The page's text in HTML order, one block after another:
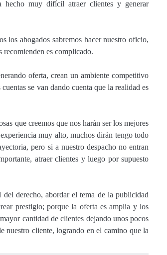
hecho muy difícil atraer clientes y generar
los abogados sabremos hacer nuestro oficio,
recomienden es complicado.
oferta, crean un ambiente competitivo
se van dando cuenta que la realidad es
que creemos que nos harán ser los mejores
muy alto, muchos dirán tengo todo
pero si a nuestro despacho no entran
atraer clientes y luego por supuesto
derecho, abordar el tema de la publicidad
prestigio; porque la oferta es amplia y los
cantidad de clientes dejando unos pocos
nuestro cliente, logrando en el camino que la